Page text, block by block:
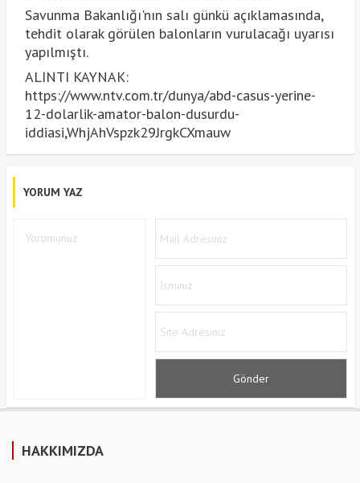
Savunma Bakanlığı'nın salı günkü açıklamasında,
tehdit olarak görülen balonların vurulacağı uyarısı
yapılmıştı.
ALINTI KAYNAK:
https://www.ntv.com.tr/dunya/abd-casus-yerine-
12-dolarlik-amator-balon-dusurdu-
iddiasi,WhjAhVspzk29JrgkCXmauw
YORUM YAZ
HAKKIMIZDA